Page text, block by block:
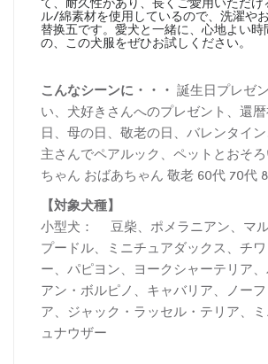
ル/綿素材を使用しているので、洗濯や
替换五です。愛犬と一緒に、心地よい時
の、この犬服をぜひお試しください。
こんなシーンに・・・ 誕生日プレゼ
い、犬好きさんへのプレゼント、還
日、母の日、敬老の日、バレンタイ
主さんでペアルック、ペットとおそ
ちゃん おばあちゃん 敬老 60代 70代
【対象犬種】
小型犬： 豆柴、ポメラニアン、マ
プードル、ミニチュアダックス、チ
ー、パピヨン、ヨークシャーテリア
アン・ボルピノ、キャバリア、ノー
ア、ジャック・ラッセル・テリア、
ュナウザー